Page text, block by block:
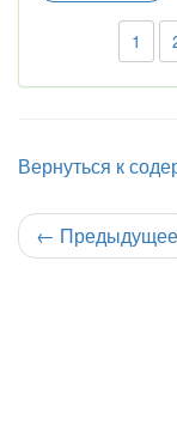
1
Вернуться к
← Предыдущее